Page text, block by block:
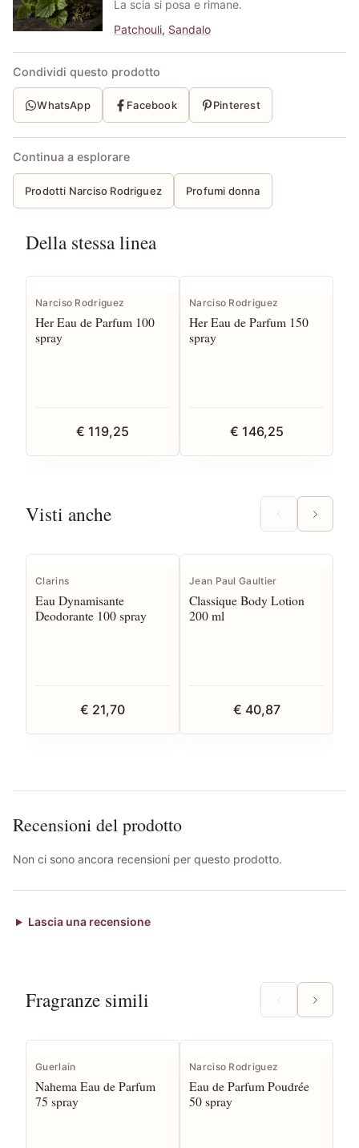
La scia si posa e rimane.
Patchouli, Sandalo
Condividi questo prodotto
WhatsApp Facebook Pinterest
Continua a esplorare
Prodotti Narciso Rodriguez Profumi donna
Della stessa linea
Narciso Rodriguez
Her Eau de Parfum 100
spray
€ 119,25
Narciso Rodriguez
Her Eau de Parfum 150
spray
€ 146,25
Visti anche
Clarins
Eau Dynamisante
Deodorante 100 spray
€ 21,70
Jean Paul Gaultier
Classique Body Lotion
200 ml
€ 40,87
Recensioni del prodotto
Non ci sono ancora recensioni per questo prodotto.
Lascia una recensione
Fragranze simili
Guerlain
Nahema Eau de Parfum
75 spray
Narciso Rodriguez
Eau de Parfum Poudrée
50 spray